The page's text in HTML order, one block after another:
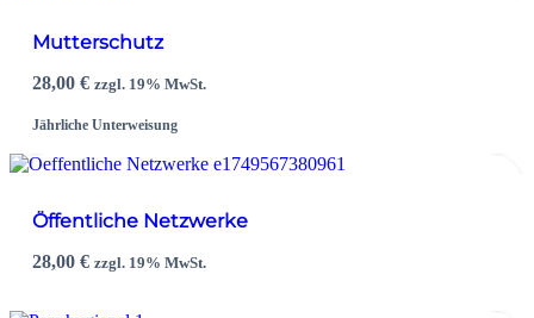
Mutterschutz
28,00€ zzgl. 19% MwSt.
Jährliche Unterweisung
Öffentliche Netzwerke
28,00€ zzgl. 19% MwSt.